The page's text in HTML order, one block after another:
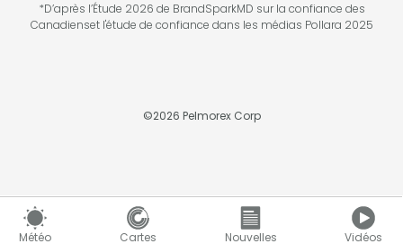
Météo Cartes Nouvelles Vidéos
*D’après l’Étude 2026 de BrandSparkMD sur la confiance des
Canadienset l'étude de confiance dans les médias Pollara 2025
©2026 Pelmorex Corp